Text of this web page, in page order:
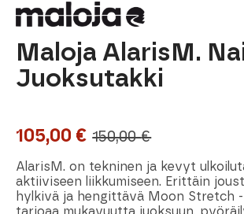
Maloja AlarisM.
Juoksutakki
150,00€
Alkuperäinen
hinta
oli:
105,00 €
Nykyinen
hinta
on:
AlarisM. on tekninen ja kevyt
aktiiviseen liikkumiseen. Erittäin
hylkivä ja hengittävä Moon Stretch